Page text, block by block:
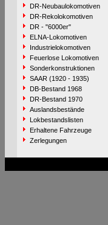
DR-Neubaulokomotiven
DR-Rekolokomotiven
DR - "6000er"
ELNA-Lokomotiven
Industrielokomotiven
Feuerlose Lokomotiven
Sonderkonstruktionen
SAAR (1920 - 1935)
DB-Bestand 1968
DR-Bestand 1970
Auslandsbestände
Lokbestandslisten
Erhaltene Fahrzeuge
Zerlegungen